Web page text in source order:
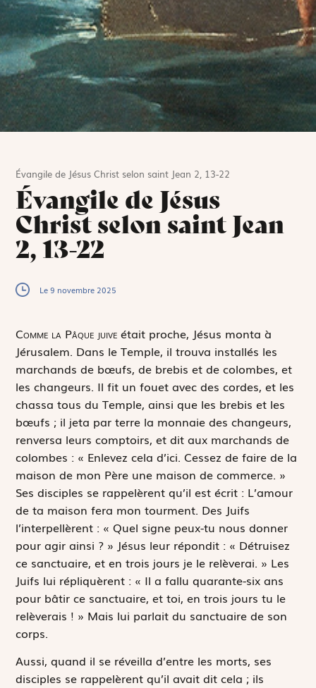
Évangile de Jésus Christ selon saint Jean 2, 13-22
Évangile de Jésus
Christ selon saint Jean
2, 13-22
Le 9 novembre 2025
Comme la Pâque juive était proche, Jésus monta à
Jérusalem. Dans le Temple, il trouva installés les
marchands de bœufs, de brebis et de colombes, et
les changeurs. Il fit un fouet avec des cordes, et les
chassa tous du Temple, ainsi que les brebis et les
bœufs ; il jeta par terre la monnaie des changeurs,
renversa leurs comptoirs, et dit aux marchands de
colombes : « Enlevez cela d’ici. Cessez de faire de la
maison de mon Père une maison de commerce. »
Ses disciples se rappelèrent qu’il est écrit : L’amour
de ta maison fera mon tourment. Des Juifs
l’interpellèrent : « Quel signe peux-tu nous donner
pour agir ainsi ? » Jésus leur répondit : « Détruisez
ce sanctuaire, et en trois jours je le relèverai. » Les
Juifs lui répliquèrent : « Il a fallu quarante-six ans
pour bâtir ce sanctuaire, et toi, en trois jours tu le
relèverais ! » Mais lui parlait du sanctuaire de son
corps.
Aussi, quand il se réveilla d’entre les morts, ses
disciples se rappelèrent qu’il avait dit cela ; ils